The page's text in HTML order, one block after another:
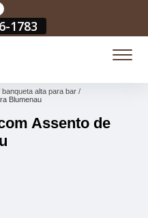
1783
banqueta alta para bar
Blumenau
Assento de